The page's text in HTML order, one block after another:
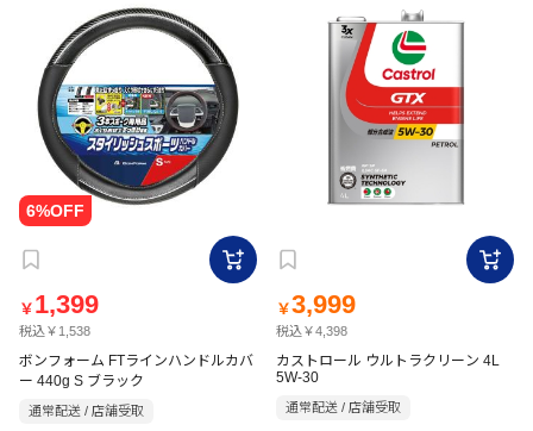
￥ 1,399
税込￥1,538
ボンフォーム FTラインハンドルカバ
ー 440g S ブラック
通常配送 / 店舗受取
￥3,999
税込￥4,398
カストロール ウルトラクリーン 4L
5W-30
通常配送 / 店舗受取